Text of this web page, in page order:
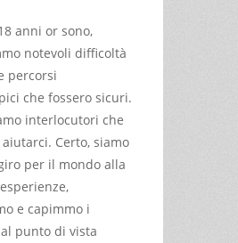
anni or sono,
notevoli difficoltà
percorsi
che fossero sicuri.
interlocutori che
Certo, siamo
per il mondo alla
e capimmo i
punto di vista